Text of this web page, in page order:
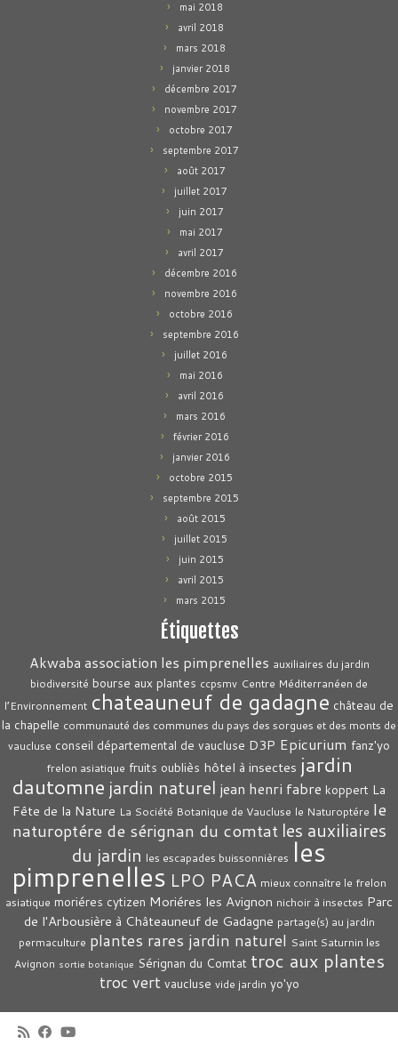
mai 2018
avril 2018
mars 2018
janvier 2018
décembre 2017
novembre 2017
octobre 2017
septembre 2017
août 2017
juillet 2017
juin 2017
mai 2017
avril 2017
décembre 2016
novembre 2016
octobre 2016
septembre 2016
juillet 2016
mai 2016
avril 2016
mars 2016
février 2016
janvier 2016
octobre 2015
septembre 2015
août 2015
juillet 2015
juin 2015
avril 2015
mars 2015
Étiquettes
Akwaba association les pimprenelles auxiliaires du jardin
biodiversité bourse aux plantes ccpsmv Centre Méditerranéen de
l’Environnement chateauneuf de gadagne château de
la chapelle communauté des communes du pays des sorgues et des monts de
vaucluse conseil départemental de vaucluse D3P Epicurium fanz'yo
frelon asiatique fruits oubliès hôtel à insectes jardin
dautomne jardin naturel jean henri fabre koppert La
Fête de la Nature La Société Botanique de Vaucluse le Naturoptére le
naturoptére de sérignan du comtat les auxiliaires
du jardin les escapades buissonnières les
pimprenelles LPO PACA mieux connaître le frelon
asiatique moriéres cytizen Moriéres les Avignon nichoir à insectes Parc
de l'Arbousière à Châteauneuf de Gadagne partage(s) au jardin
permaculture plantes rares jardin naturel Saint Saturnin les
Avignon sortie botanique Sérignan du Comtat troc aux plantes
troc vert vaucluse vide jardin yo'yo